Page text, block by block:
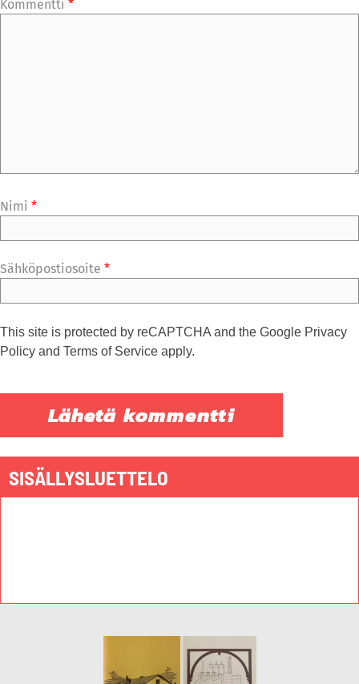
Kommentti *
Nimi *
Sähköpostiosoite *
This site is protected by reCAPTCHA and the Google Privacy
Policy and Terms of Service apply.
SISÄLLYSLUETTELO